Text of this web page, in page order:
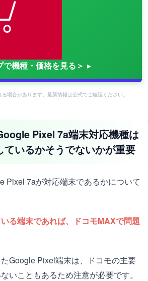
で機種・価格を見る＞
場合があります。最新情報は公式でご確認ください。
Pixel 7a端末対応機種は
ているかそうでないかが重要
Pixel 7aが対応端末であるかについて
る端末であれば、ドコモMAXで問題
Google Pixel端末は、ドコモの主要
いこともあるため注意が必要です。